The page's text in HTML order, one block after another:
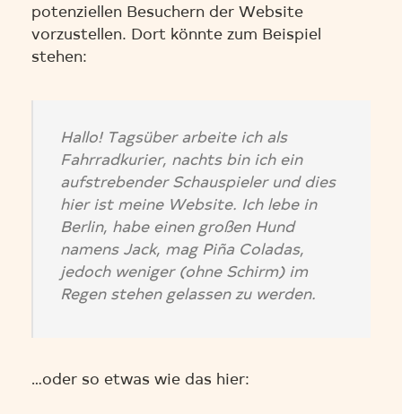
potenziellen Besuchern der Website
vorzustellen. Dort könnte zum Beispiel
stehen:
Hallo! Tagsüber arbeite ich als
Fahrradkurier, nachts bin ich ein
aufstrebender Schauspieler und dies
hier ist meine Website. Ich lebe in
Berlin, habe einen großen Hund
namens Jack, mag Piña Coladas,
jedoch weniger (ohne Schirm) im
Regen stehen gelassen zu werden.
…oder so etwas wie das hier: